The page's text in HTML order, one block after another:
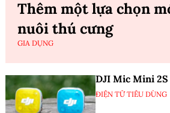
Thêm một lựa chọn
nuôi thú cưng
GIA DỤNG
DJI Mic Mini
ĐIỆN TỬ TIÊU DÙNG